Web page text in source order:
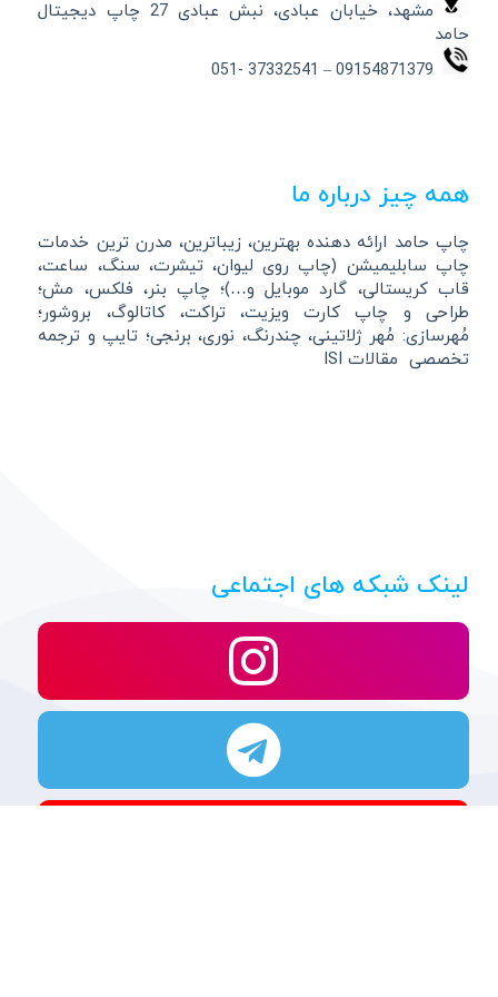
مشهد، خیابان عبادی، نبش عبادی 27 چاپ دیجیتال
حامد
همه چیز درباره ما
چاپ حامد ارائه دهنده بهترین، زیباترین، مدرن ترین خدمات
چاپ سابلیمیشن (چاپ روی لیوان، تیشرت، سنگ، ساعت،
قاب کریستالی، گارد موبایل و…)؛ چاپ بنر، فلکس، مش؛
طراحی و چاپ کارت ویزیت، تراکت، کاتالوگ، بروشور؛
مُهرسازی: مُهر ژلاتینی، چندرنگ، نوری، برنجی؛ تایپ و ترجمه
تخصصی مقالات ISI
لینک شبکه های اجتماعی